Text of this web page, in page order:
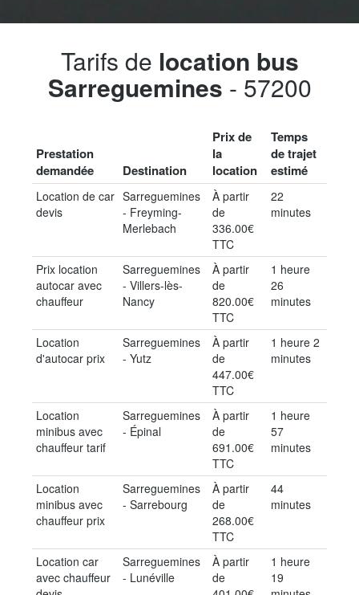
Tarifs de location bus
Sarreguemines - 57200
Prestation
demandée
Destination
Prix de
la
location
Temps
de trajet
estimé
Location de car
devis
Sarreguemines
- Freyming-
Merlebach
À partir
de
336.00€
TTC
22
minutes
Prix location
autocar avec
chauffeur
Sarreguemines
- Villers-lès-
Nancy
À partir
de
820.00€
TTC
1 heure
26
minutes
Location
d'autocar prix
Sarreguemines
- Yutz
À partir
de
447.00€
TTC
1 heure 2
minutes
Location
minibus avec
chauffeur tarif
Sarreguemines
- Épinal
À partir
de
691.00€
TTC
1 heure
57
minutes
Location
minibus avec
chauffeur prix
Sarreguemines
- Sarrebourg
À partir
de
268.00€
TTC
44
minutes
Location car
avec chauffeur
Sarreguemines
- Lunéville
À partir
de
1 heure
19